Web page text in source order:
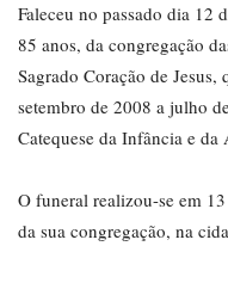
Faleceu no passado dia 12
85 anos, da congregação
Sagrado Coração de
setembro de 2008 a julho
Catequese da Infância e da
O funeral realizou-se em
da sua congregação, na